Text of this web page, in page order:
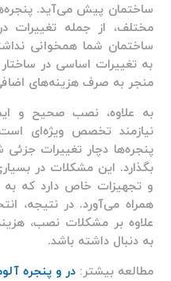
ساختمان پیش می‌آید.
مختلف، از جمله تغییرات
ساختمان شما همخوانی
به تغییرات اساسی در
منجر به صرف هزینه‌های
به علاوه، نصب صحیح و
نیازمند تخصص ویژه‌ای
پنجره‌ها دچار تغییرات
بگذارد. این مشکلات در
و تجهیزات خاص دارد که به
همراه می‌آورد. در نتیجه،
علاوه بر مشکلات نصب،
به دنبال داشته باشد.
مطالعه بیشتر:در و پنجره